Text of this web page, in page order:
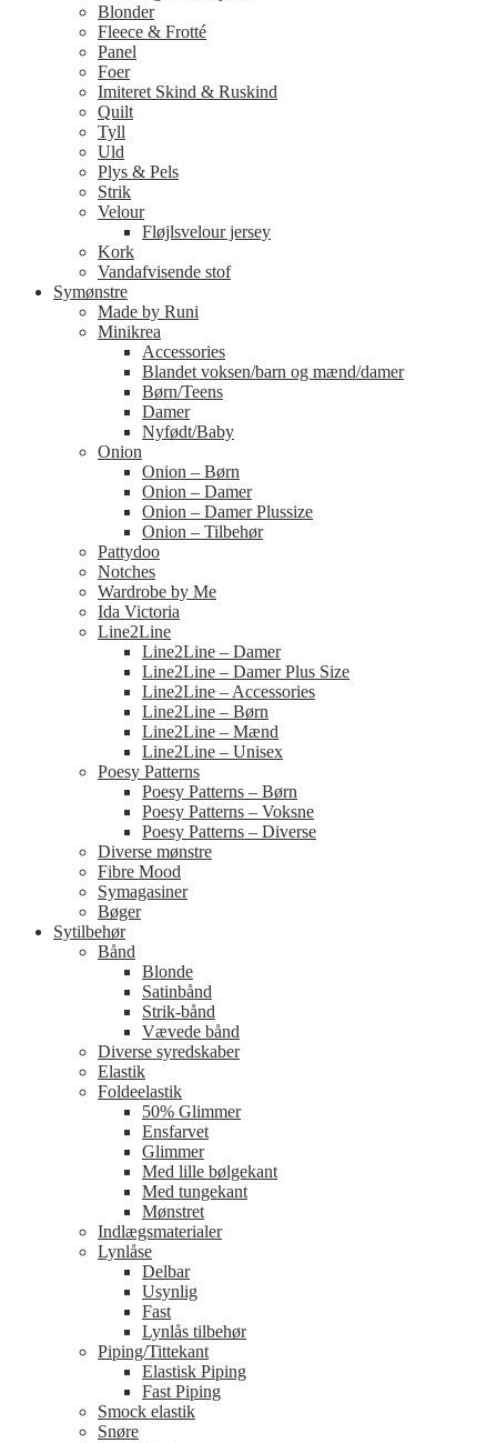
Blonder
Fleece & Frotté
Panel
Foer
Imiteret Skind & Ruskind
Quilt
Tyll
Uld
Plys & Pels
Strik
Velour
Fløjlsvelour jersey
Kork
Vandafvisende stof
Symønstre
Made by Runi
Minikrea
Accessories
Blandet voksen/barn og mænd/damer
Børn/Teens
Damer
Nyfødt/Baby
Onion
Onion – Børn
Onion – Damer
Onion – Damer Plussize
Onion – Tilbehør
Pattydoo
Notches
Wardrobe by Me
Ida Victoria
Line2Line
Line2Line – Damer
Line2Line – Damer Plus Size
Line2Line – Accessories
Line2Line – Børn
Line2Line – Mænd
Line2Line – Unisex
Poesy Patterns
Poesy Patterns – Børn
Poesy Patterns – Voksne
Poesy Patterns – Diverse
Diverse mønstre
Fibre Mood
Symagasiner
Bøger
Sytilbehør
Bånd
Blonde
Satinbånd
Strik-bånd
Vævede bånd
Diverse syredskaber
Elastik
Foldeelastik
50% Glimmer
Ensfarvet
Glimmer
Med lille bølgekant
Med tungekant
Mønstret
Indlægsmaterialer
Lynlåse
Delbar
Usynlig
Fast
Lynlås tilbehør
Piping/Tittekant
Elastisk Piping
Fast Piping
Smock elastik
Snøre